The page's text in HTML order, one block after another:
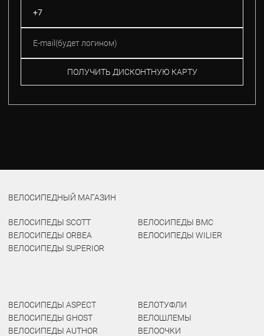
ПОЛУЧИТЬ ДИСКОНТНУЮ КАРТУ
ВЕЛОСИПЕДНЫЙ МАГАЗИН
ВЕЛОСИПЕДЫ SCOTT
ВЕЛОСИПЕДЫ ORBEA
ВЕЛОСИПЕДЫ SUPERIOR
ВЕЛОСИПЕДЫ BMC
ВЕЛОСИПЕДЫ WILIER
ВЕЛОСИПЕДЫ ASPECT
ВЕЛОСИПЕДЫ GHOST
ВЕЛОСИПЕДЫ AUTHOR
ВЕЛОТУФЛИ
ВЕЛОШЛЕМЫ
ВЕЛООЧКИ